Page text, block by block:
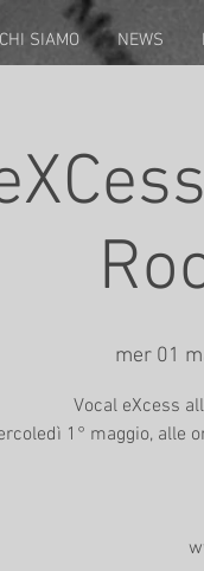
CHI SIAMO NEWS
mer 01
Vocal eXcess
1° maggio, alle